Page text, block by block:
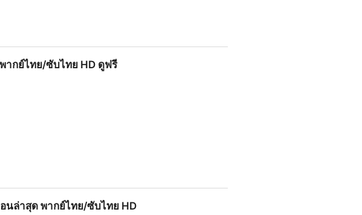
ากย์ไทย/ซับไทย HD ดูฟรี
นล่าสุด พากย์ไทย/ซับไทย HD